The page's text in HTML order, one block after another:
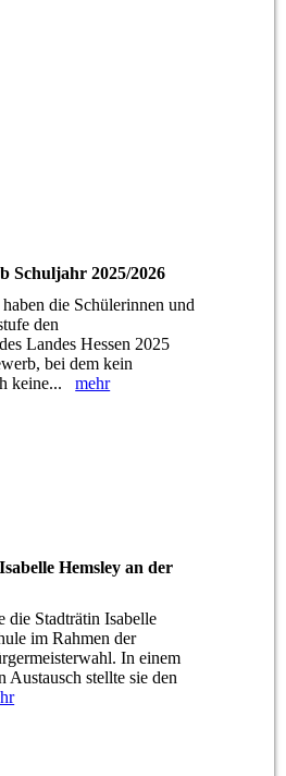
Schuljahr 2025/2026
die Schülerinnen und
den
Landes Hessen 2025
bei dem kein
keine...mehr
Hemsley an der
die Stadträtin Isabelle
im Rahmen der
In einem
stellte sie den